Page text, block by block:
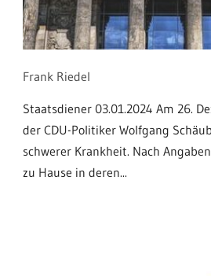
Frank Riedel
Staatsdiener 03.01.2024 Am 26.
der CDU-Politiker Wolfgang
schwerer Krankheit. Nach
zu Hause in deren...